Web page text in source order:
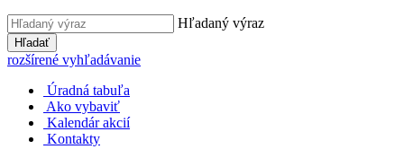
Hľadaný výraz
Hľadať
rozšírené vyhľadávanie
Úradná tabuľa
Ako vybaviť
Kalendár akcií
Kontakty